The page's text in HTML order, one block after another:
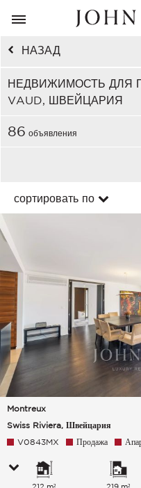
НАЗАД
НЕДВИЖИМОСТЬ ДЛЯ
VAUD, ШВЕЙЦАРИЯ
86 объявления
сортировать по
Montreux
Swiss Riviera, Швейцария
V0843MX Продажа
212 m² 219 m²